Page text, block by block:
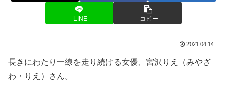
LINE コピー
2021.04.14
長きにわたり一線を走り続ける女優、宮沢りえ（みやざ
わ・りえ）さん。